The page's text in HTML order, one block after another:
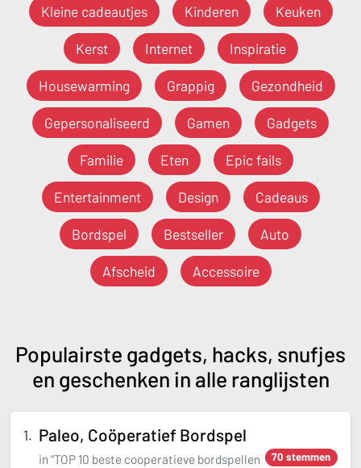
Kleine cadeautjes Kinderen Keuken
Kerst Internet Inspiratie
Housewarming Grappig Gezondheid
Gepersonaliseerd Gamen Gadgets
Familie Eten Epic fails
Entertainment Design Cadeaus
Bordspel Bestseller Auto
Afscheid Accessoire
Populairste gadgets, hacks, snufjes
en geschenken in alle ranglijsten
Paleo, Coöperatief Bordspel
in "TOP 10 beste cooperatieve bordspellen
70 stemmen